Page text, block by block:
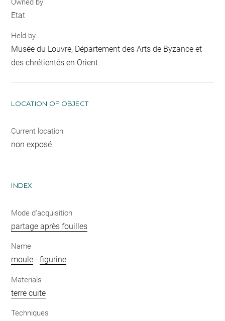
Owned by
Etat
Held by
Musée du Louvre, Département des Arts de Byzance et
des chrétientés en Orient
LOCATION OF OBJECT
Current location
non exposé
INDEX
Mode d'acquisition
partage après fouilles
Name
moule -figurine
Materials
terre cuite
Techniques